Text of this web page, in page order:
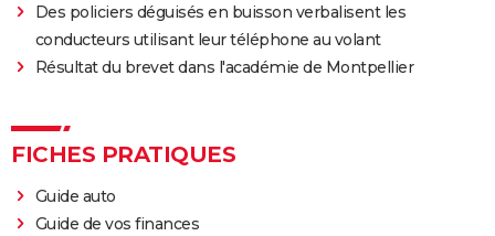
Des policiers déguisés en buisson verbalisent les
conducteurs utilisant leur téléphone au volant
Résultat du brevet dans l'académie de Montpellier
FICHES PRATIQUES
Guide auto
Guide de vos finances